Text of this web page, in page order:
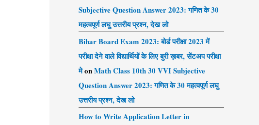
Subjective Question Answer 2023: गणित के 30
महत्वपूर्ण लघु उत्तरीय प्रश्न, देख लो
Bihar Board Exam 2023: बोर्ड परीक्षा 2023 में
परीक्षा देने वाले विद्यार्थियों के लिए बुरी ख़बर, सेंटअप परीक्षा
मेonMath Class 10th 30 VVI Subjective
Question Answer 2023: गणित के 30 महत्वपूर्ण लघु
उत्तरीय प्रश्न, देख लो
How to Write Application Letter in